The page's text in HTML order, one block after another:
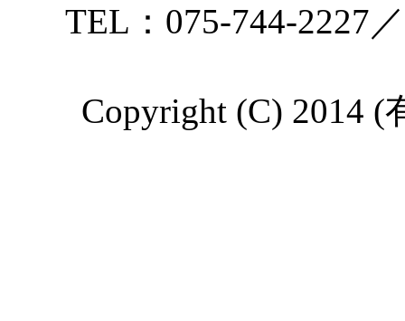
TEL：075-744-2227
Copyright (C) 2014 (